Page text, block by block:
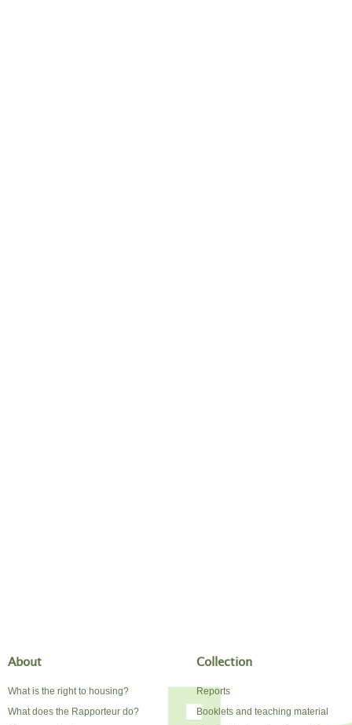
About
What is the right to housing?
What does the Rapporteur do?
Collection
Reports
Booklets and teaching material